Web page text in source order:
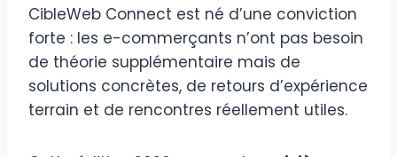
CibleWeb Connect est né d’une conviction
forte : les e-commerçants n’ont pas besoin
de théorie supplémentaire mais de
solutions concrètes, de retours d’expérience
terrain et de rencontres réellement utiles.